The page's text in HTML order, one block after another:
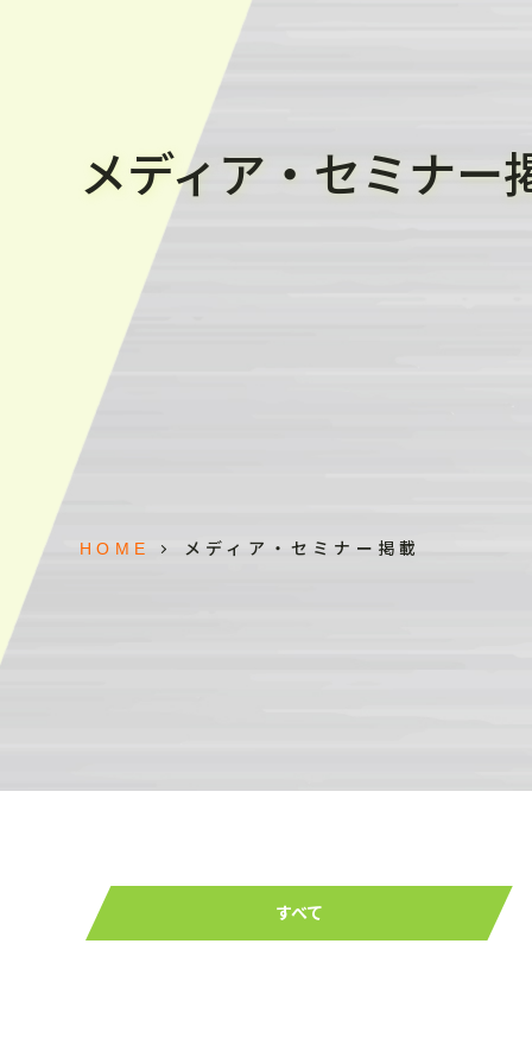
メディア・セミナー
HOME メディア・セミナー掲載
すべて